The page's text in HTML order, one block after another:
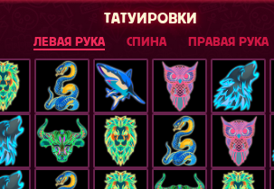
ТАТУИРОВКИ
ЛЕВАЯ РУКА СПИНА ПРАВАЯ РУКА